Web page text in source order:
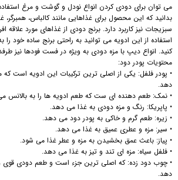
می توان برای دودی کردن انواع نودل و گوشت و مرغ
بدانید که این محصول برای غذاهایی مانند کالباس، همبرگر،
سبزیجات نیز کاربرد دارد. برنج دودی از غذاهای مورد علاقه
استفاده از این ادویه می توانید به راحتی برنج ساده خود را
کنید. انواع دیپ با مزه دودی به ویژه در فست فودها نیز
محتویات پودر دود:
• پودر فلفل: یکی از اصلی ترین ترکیبات این ادویه است که
دهد.
• نمک: طعم دهنده ای ست که طعم ادویه ها را به بالانس
• پاپریکا: رنگ و مزه دودی به غذا می دهد.
• زیره: طعم گرم و خاکی به پودر دود می دهد.
• سیر: مزه و عطری عمیق به غذا می دهد.
• پیاز: باعث عمق بخشیدن به مزه و عطر غذا می شود.
• فلفل سیاه: مزه ای تند و تیز به غذا می دهد.
• چوب دود زده: که اصلی ترین جزء است و طعم دودی قوی
دهد.